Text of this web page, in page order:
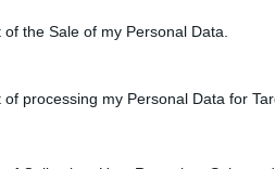
the Sale of my Personal Data.
processing my Personal Data for
dacă muncitorii, care
până în 2021, circa 75 de
detașați temporar de o
din 2016 care